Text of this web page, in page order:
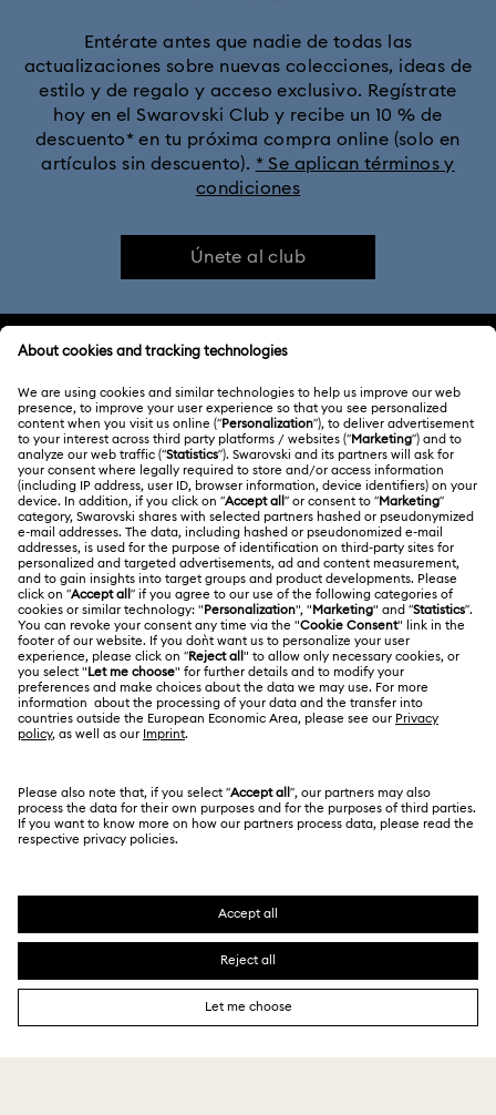
Entérate antes que nadie de todas las
actualizaciones sobre nuevas colecciones, ideas de
estilo y de regalo y acceso exclusivo. Regístrate
hoy en el Swarovski Club y recibe un 10 % de
descuento* en tu próxima compra online (solo en
artículos sin descuento). * Se aplican términos y
condiciones
Únete al club
ATENCIÓN AL CLIENTE
Información general del servicio al cliente
Saldo de la tarjeta regalo
Estado de la reparación
Contacto
Guía de tamaños
Buscador de tiendas
ACERCA DE NOSOTROS
Acerca de Swarovski
Trabaja con nosotros
Alumni Community
Para profesionales
Mapa Web
Kristallwelten
CONDICIONES LEGALES
Condiciones De Uso
Terminos & Condiciones
Política De Privacidad
Pie De Imprenta
Otros países/regiones
English
Deutsch Español Français
SWAROVSKI® y el logotipo del cisne son marcas
comerciales registradas de Swarovski AG.